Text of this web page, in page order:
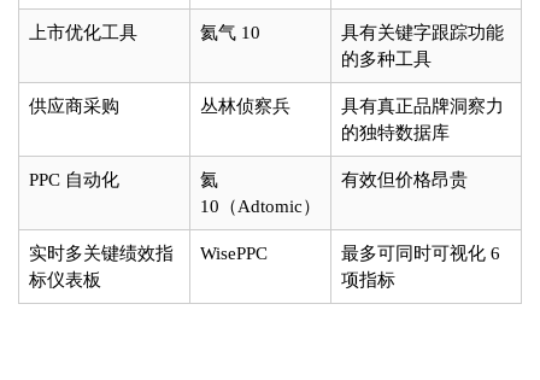
上市优化工具 氦气 10
具有关键字跟踪功能
的多种工具
供应商采购 丛林侦察兵
具有真正品牌洞察力
的独特数据库
PPC 自动化
氦
10（Adtomic）
有效但价格昂贵
实时多关键绩效指
标仪表板
WisePPC
最多可同时可视化 6
项指标